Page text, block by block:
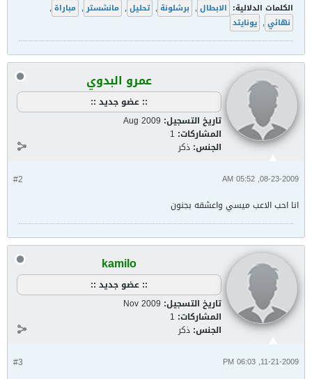
الكلمات الدلالية: الابطال , برشلونة , تحليل , مانشستر , مباراة ,
نهائي , يونايتد
عمرو البدوي
:: عضو جديد ::
تاريخ التسجيل: Aug 2009
المشاركات: 1
الجنس: ذكر
#2 08-23-2009, 05:52 AM
انا احب الاعب ميسي واعشقه بجنون
kamilo
:: عضو جديد ::
تاريخ التسجيل: Nov 2009
المشاركات: 1
الجنس: ذكر
#3 11-21-2009, 06:03 PM